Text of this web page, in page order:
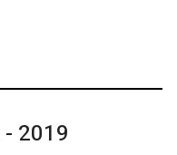
2019